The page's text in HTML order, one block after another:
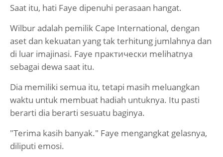
Saat itu, hati Faye dipenuhi perasaan hangat.
Wilbur adalah pemilik Cape International, dengan
aset dan kekuatan yang tak terhitung jumlahnya dan
di luar imajinasi. Faye практически melihatnya
sebagai dewa saat itu.
Dia memiliki semua itu, tetapi masih meluangkan
waktu untuk membuat hadiah untuknya. Itu pasti
berarti dia berarti sesuatu baginya.
"Terima kasih banyak." Faye mengangkat gelasnya,
diliputi emosi.